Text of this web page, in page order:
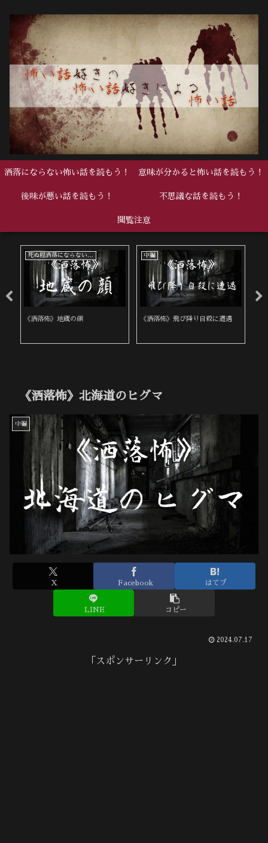
洒落にならない怖い話を読もう！ 意味が分かると怖い話を読もう！
後味が悪い話を読もう！ 不思議な話を読もう！
閲覧注意
死ぬ程洒落にならない怖い話
《洒落怖》地蔵の顔
中編
《洒落怖》飛び降り自殺に遭遇
《洒落怖》北海道のヒグマ
中編
X Facebook はてブ
LINE コピー
2024.07.17
「スポンサーリンク」